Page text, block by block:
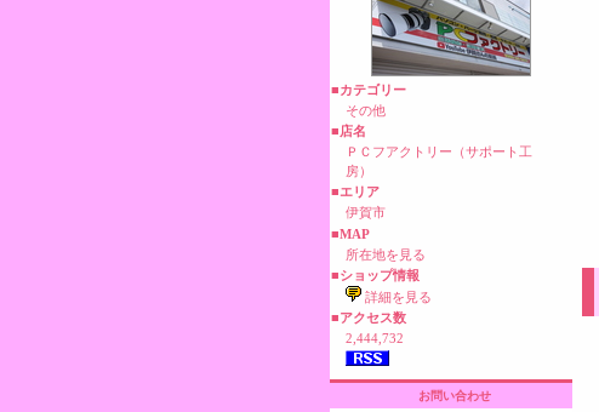
■カテゴリー
その他
■店名
ＰＣフアクトリー（サポート工
房）
■エリア
伊賀市
■MAP
所在地を見る
■ショップ情報
詳細を見る
■アクセス数
2,444,732
お問い合わせ